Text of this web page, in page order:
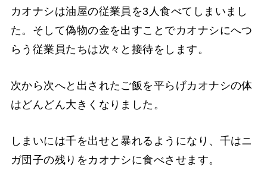
カオナシは油屋の従業員を3人食べてしまいまし
た。そして偽物の金を出すことでカオナシにへつ
らう従業員たちは次々と接待をします。
次から次へと出されたご飯を平らげカオナシの体
はどんどん大きくなりました。
しまいには千を出せと暴れるようになり、千はニ
ガ団子の残りをカオナシに食べさせます。